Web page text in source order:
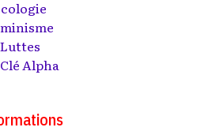
Luttes
Alpha